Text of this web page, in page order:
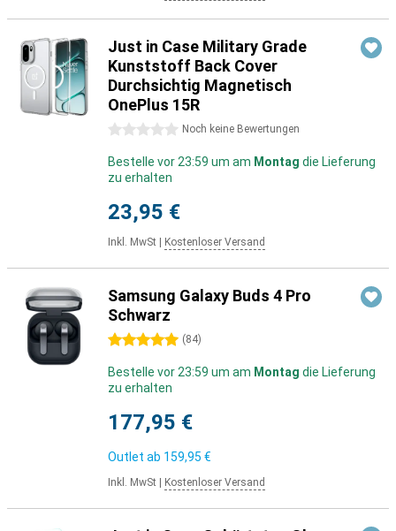
Just in Case Military Grade
Kunststoff Back Cover
Durchsichtig Magnetisch
OnePlus 15R
0 Sterne Noch keine Bewertungen
Bestelle vor 23:59 um am Montag die Lieferung
zu erhalten
23,95 €
Inkl. MwSt Kostenloser Versand
Samsung Galaxy Buds 4 Pro
Schwarz
5 Sterne (84)
Bestelle vor 23:59 um am Montag die Lieferung
zu erhalten
177,95 €
Outlet ab 159,95 €
Inkl. MwSt Kostenloser Versand